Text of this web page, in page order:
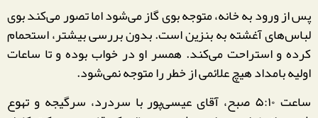
پس از ورود به خانه، متوجه بوی گاز می‌شود اما تصور می‌کند بوی
لباس‌های آغشته به بنزین است. بدون بررسی بیشتر، استحمام
کرده و استراحت می‌کند. همسر او در خواب بوده و تا ساعات
اولیه بامداد هیچ علائمی از خطر را متوجه نمی‌شود.
ساعت ۵:۱۰ صبح، آقای عیسی‌پور با سردرد، سرگیجه و تهوع